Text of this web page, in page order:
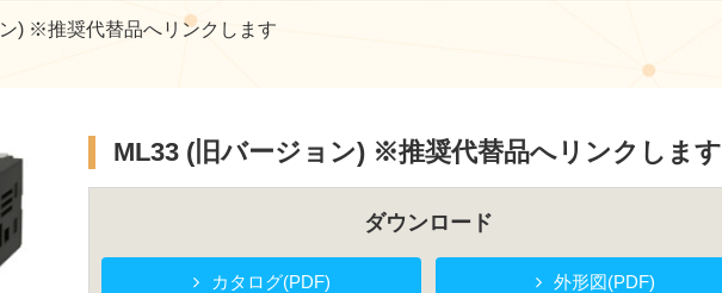
) ※推奨代替品へリンクします
ML33 (旧バージョン) ※推奨代替品へリンクします
ダウンロード
カタログ(PDF) 外形図(PDF)